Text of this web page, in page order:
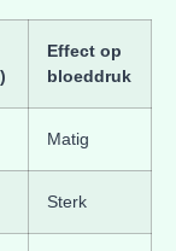
Effect op
bloeddruk
Matig
Sterk